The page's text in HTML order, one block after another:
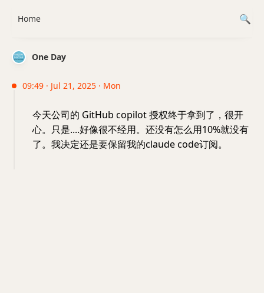
One Day
09:49 · Jul 21, 2025 · Mon
今天公司的 GitHub copilot 授权终于拿到了，很开
心。只是....好像很不经用。还没有怎么用10%就没有
了。我决定还是要保留我的claude code订阅。
Home